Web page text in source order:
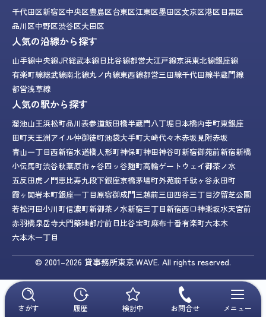
さがす 履歴 検討中 お問合せ メニュー
千代田区新宿区中央区豊島区台東区江東区墨田区文京区港区目黒区
品川区中野区渋谷区大田区
人気の沿線から探す
山手線中央線JR総武本線日比谷線都営大江戸線京浜東北線銀座線
有楽町線総武線南北線丸ノ内線東西線都営三田線千代田線半蔵門線
都営浅草線
人気の駅から探す
溜池山王浜松町品川表参道飯田橋半蔵門八丁堀日本橋内幸町東銀座
田町天王洲アイル仲御徒町池袋大手町大崎代々木赤坂見附赤坂
青山一丁目西新宿水道橋人形町神保町神田神谷町新宿御苑前新宿新橋
小伝馬町渋谷秋葉原市ヶ谷四ッ谷麹町高輪ゲートウェイ御茶ノ水
五反田虎ノ門恵比寿九段下銀座京橋茅場町外苑前千駄ヶ谷永田町
霞ヶ関岩本町銀座一丁目原宿御成門三越前三田四谷三丁目汐留芝公園
若松河田小川町信濃町新御茶ノ水新宿三丁目新宿西口神楽坂水天宮前
赤羽橋泉岳寺大門築地都庁前日比谷宝町麻布十番有楽町六本木
六本木一丁目
© 2001–2026 貸事務所東京.WAVE. All rights reserved.